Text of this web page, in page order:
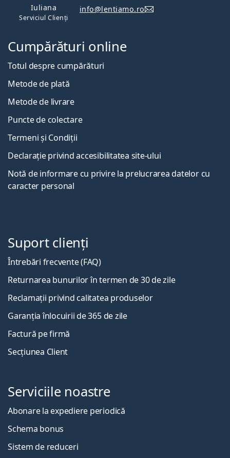
Iuliana
Serviciul Clienți
info@lentiamo.ro
Cumpărături online
Totul despre cumpărături
Metode de plată
Metode de livrare
Puncte de colectare
Termeni și Condiții
Declarație privind accesibilitatea site-ului
Notă de informare cu privire la prelucrarea datelor cu
caracter personal
Suport clienți
Întrebări frecvente (FAQ)
Returnarea bunurilor în termen de 30 de zile
Reclamații privind calitatea produselor
Garanția înlocuirii de 365 de zile
Factură pe firmă
Secțiunea Client
Serviciile noastre
Abonare la expediere periodică
Schema bonus
Sistem de reduceri